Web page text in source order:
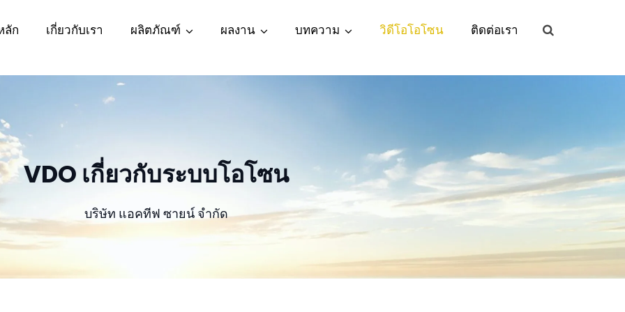
ลัก เกี่ยวกับเรา ผลิตภัณฑ์ ผลงาน บทความ วิดีโอโอโซน ติดต่อเรา
VDO เกี่ยวกับระบบโอโซน
บริษัท แอคทีฟ ซายน์ จำกัด